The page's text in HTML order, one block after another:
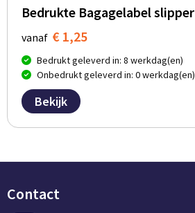
Bedrukte Bagagelabel slipper
vanaf € 1,25
Bedrukt geleverd in: 8 werkdag(en)
Onbedrukt geleverd in: 0 werkdag(en)
Bekijk
Contact